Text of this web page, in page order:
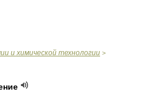
и химической технологии >